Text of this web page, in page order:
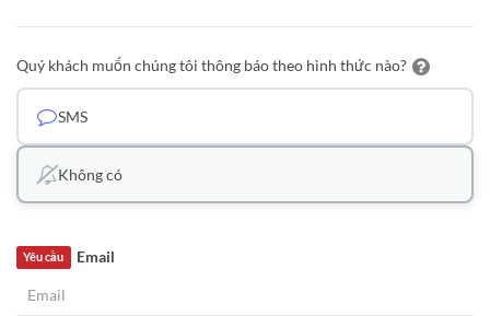
Quý khách muốn chúng tôi thông báo theo hình thức nào?
SMS
Không có
Email
Yêu cầu